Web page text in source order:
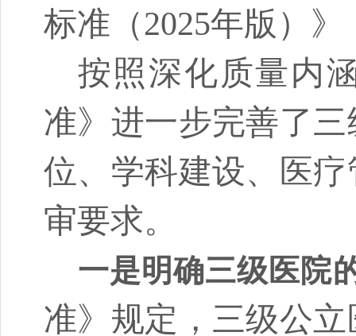
标准（2025年版）
按照深化质量内
准》进一步完善了
位、学科建设、医
审要求。
一是明确三级医院
准》规定，三级公